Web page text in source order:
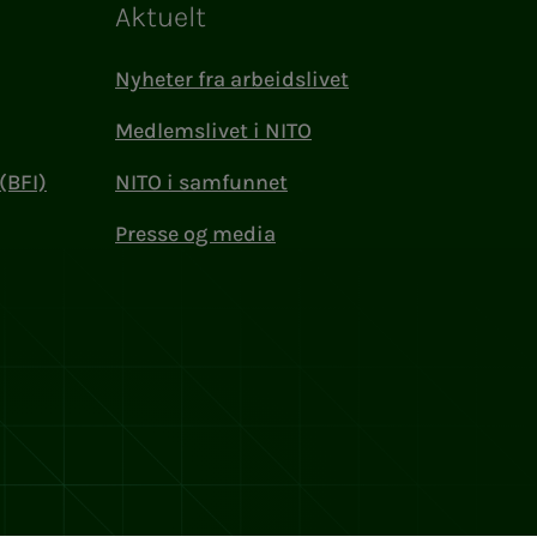
Aktuelt
Nyheter fra arbeidslivet
Medlemslivet i NITO
NITO i samfunnet
Presse og media